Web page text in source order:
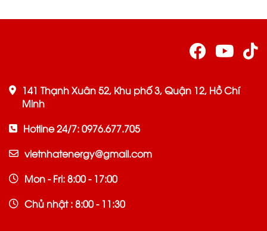
hành cùng bạn.
141 Thạnh Xuân 52, Khu phố 3, Quận 12, Hồ Chí
Minh
Hotline 24/7: 0976.677.705
vietnhatenergy@gmail.com
Mon - Fri: 8:00 - 17:00
Chủ nhật : 8:00 - 11:30